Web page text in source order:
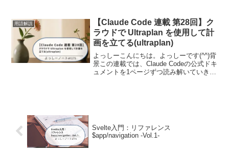
に残しました。CLIツール（sv...
用語解説
【Claude Code 連載 第28回】ク
ラウドで Ultraplan を使用して計
画を立てる(ultraplan)
よっしーこんにちは。よっしーです(^^)背
景この連載では、Claude Codeの公式ドキ
ュメントを1ページずつ読み解いていきま
Svelte入門：リファレンス
$app/navigation -Vol.1-